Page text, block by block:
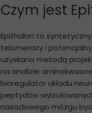
Czym jest
Epithalon to
telomerazy i
uzyskano metodą
na analizie
bioregulator układu
peptydów
nasadowego mózgu